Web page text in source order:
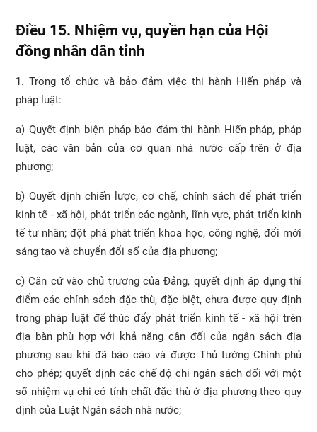
Điều 15. Nhiệm vụ, quyền hạn của Hội
đồng nhân dân tỉnh
1. Trong tổ chức và bảo đảm việc thi hành Hiến pháp và
pháp luật:
a) Quyết định biện pháp bảo đảm thi hành Hiến pháp, pháp
luật, các văn bản của cơ quan nhà nước cấp trên ở địa
phương;
b) Quyết định chiến lược, cơ chế, chính sách để phát triển
kinh tế - xã hội, phát triển các ngành, lĩnh vực, phát triển kinh
tế tư nhân; đột phá phát triển khoa học, công nghệ, đổi mới
sáng tạo và chuyển đổi số của địa phương;
c) Căn cứ vào chủ trương của Đảng, quyết định áp dụng thí
điểm các chính sách đặc thù, đặc biệt, chưa được quy định
trong pháp luật để thúc đẩy phát triển kinh tế - xã hội trên
địa bàn phù hợp với khả năng cân đối của ngân sách địa
phương sau khi đã báo cáo và được Thủ tướng Chính phủ
cho phép; quyết định các chế độ chi ngân sách đối với một
số nhiệm vụ chi có tính chất đặc thù ở địa phương theo quy
định của Luật Ngân sách nhà nước;